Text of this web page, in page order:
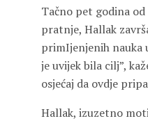
Tačno pet godina
pratnje, Hallak
primIjenjenih nauka
je uvijek bila cilj”,
osjećaj da ovdje
Hallak, izuzetno